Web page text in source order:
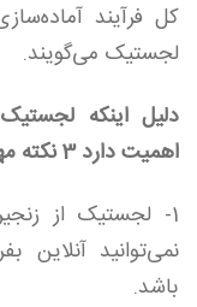
کل فرآیند
لجستیک می‌گویند.
دلیل اینکه
اهمیت دارد 3 نکته مهم است:
1- لجستیک از
نمی‌توانید
باشد.